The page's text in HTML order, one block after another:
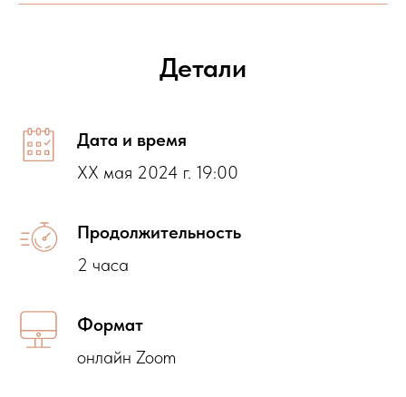
Детали
Дата и время
ХХ мая 2024 г. 19:00
Продолжительность
2 часа
Формат
онлайн Zoom